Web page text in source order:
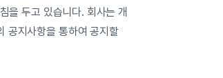
을 두고 있습니다. 회사는 개
공지사항을 통하여 공지할